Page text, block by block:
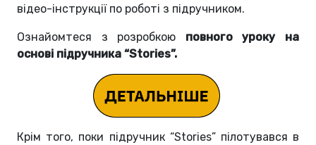
відео-інструкції по роботі з підручником.
Ознайомтеся з розробкою повного уроку на
основі підручника “Stories”.
Крім того, поки підручник “Stories” пілотувався в